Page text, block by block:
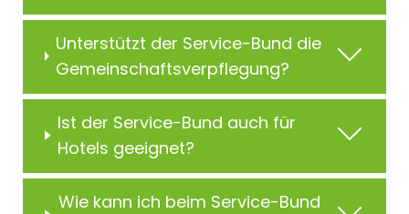
Unterstützt der Service-Bund die
Gemeinschaftsverpflegung?
Ist der Service-Bund auch für
Hotels geeignet?
Wie kann ich beim Service-Bund